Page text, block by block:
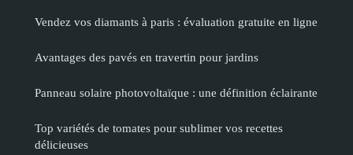
Vendez vos diamants à paris : évaluation gratuite en ligne
Avantages des pavés en travertin pour jardins
Panneau solaire photovoltaïque : une définition éclairante
Top variétés de tomates pour sublimer vos recettes
délicieuses